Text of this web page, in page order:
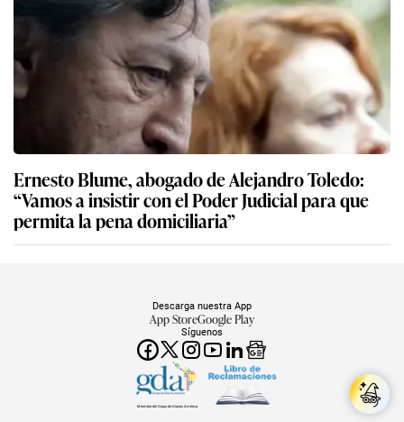
Ernesto Blume, abogado de Alejandro Toledo:
“Vamos a insistir con el Poder Judicial para que
permita la pena domiciliaria”
Síguenos
Descarga nuestra App
App StoreGoogle Play
Miembro del Grupo de Diarios América